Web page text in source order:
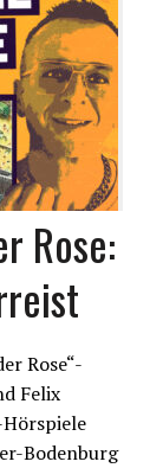
Rose:
Rose“-
Felix
Bodenburg